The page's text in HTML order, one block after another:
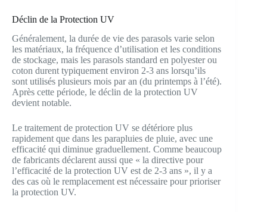
Déclin de la Protection UV
Généralement, la durée de vie des parasols varie selon
les matériaux, la fréquence d’utilisation et les conditions
de stockage, mais les parasols standard en polyester ou
coton durent typiquement environ 2-3 ans lorsqu’ils
sont utilisés plusieurs mois par an (du printemps à l’été).
Après cette période, le déclin de la protection UV
devient notable.
Le traitement de protection UV se détériore plus
rapidement que dans les parapluies de pluie, avec une
efficacité qui diminue graduellement. Comme beaucoup
de fabricants déclarent aussi que « la directive pour
l’efficacité de la protection UV est de 2-3 ans », il y a
des cas où le remplacement est nécessaire pour prioriser
la protection UV.